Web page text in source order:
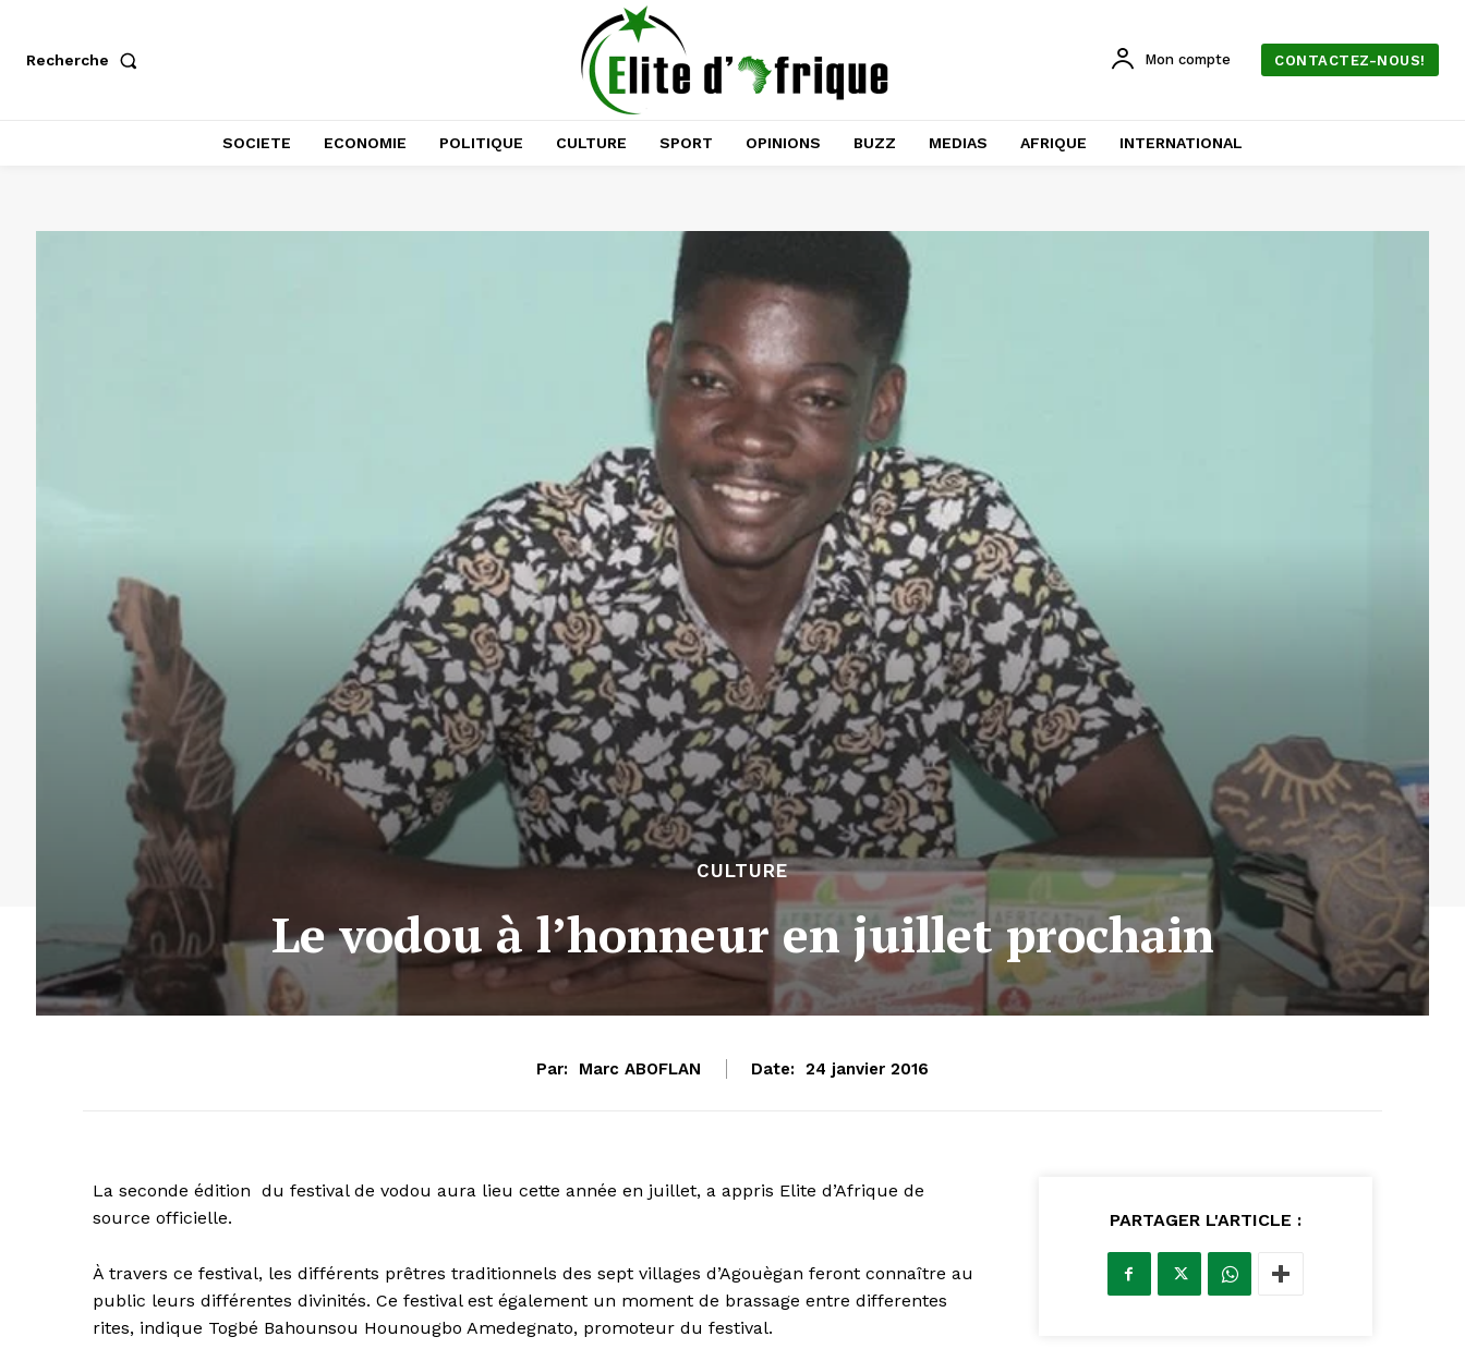
Recherche Mon compte CONTACTEZ-NOUS!
SOCIETE ECONOMIE POLITIQUE CULTURE SPORT OPINIONS BUZZ MEDIAS AFRIQUE INTERNATIONAL
CULTURE
Le vodou à l’honneur en juillet prochain
Par: Marc ABOFLAN Date: 24 janvier 2016
La seconde édition du festival de vodou aura lieu cette année en juillet, a appris Elite d’Afrique de
source officielle.
À travers ce festival, les différents prêtres traditionnels des sept villages d’Agouègan feront connaître au
public leurs différentes divinités. Ce festival est également un moment de brassage entre differentes
rites, indique Togbé Bahounsou Hounougbo Amedegnato, promoteur du festival.
PARTAGER L'ARTICLE :